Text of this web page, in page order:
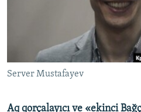
Українською
QOŞULIÑIZ!
Server Mustafayev
Aq qorçalayıcı ve «ekinci